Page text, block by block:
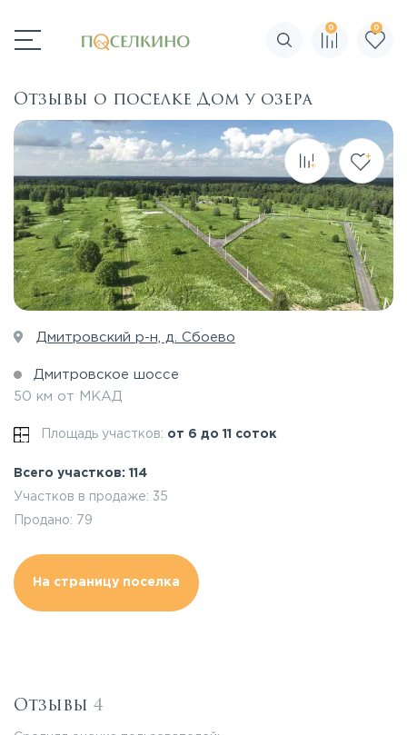
Поиск по сайту
0 0
Отзывы о поселке Дом у озера
Дмитровский р-н, д. Сбоево
Дмитровское шоссе
50 км от МКАД
Площадь участков: от 6 до 11 соток
Всего участков: 114
Участков в продаже: 35
Продано: 79
На страницу поселка
Отзывы 4